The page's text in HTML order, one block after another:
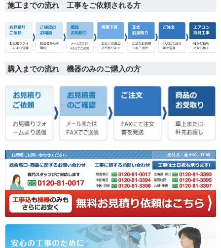
施工までの流れ 工事をご依頼される方
購入までの流れ 機器のみのご購入の方
お気軽にお問い合わせください 受付 月～金 9:00～17:30